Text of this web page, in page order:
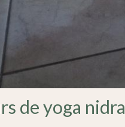
de yoga nidra